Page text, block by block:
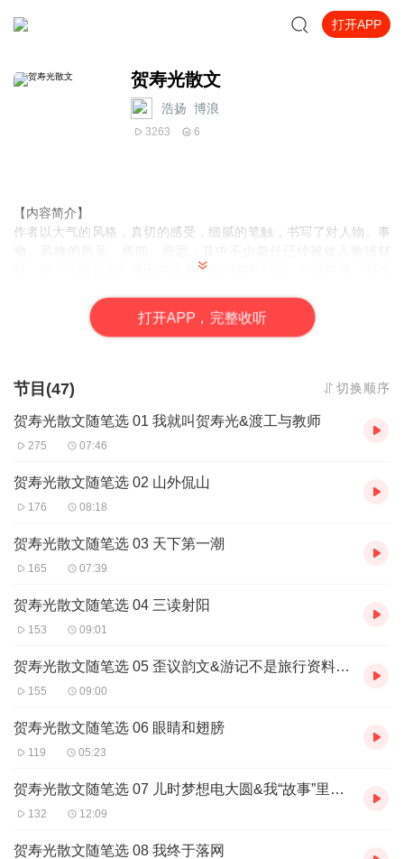
打开APP
贺寿光散文
浩扬_博浪
3263 6
【内容简介】
作者以大气的风格，真切的感受，细腻的笔触，书写了对人物、事
料，在《人民日报》等国内及海外报刊都有刊出。可读性强，写作
游的导读，景点推介的欣赏，游记写作的参考……作者严格遵循非
亲历、亲闻不动笔的原则，文章充满真材实料、真情实感，加之自
贺寿光
打开APP，完整收听
节目(47) 切换顺序
贺寿光散文随笔选 01 我就叫贺寿光&渡工与教师
275 07:46
贺寿光散文随笔选 02 山外侃山
176 08:18
贺寿光散文随笔选 03 天下第一潮
165 07:39
贺寿光散文随笔选 04 三读射阳
153 09:01
贺寿光散文随笔选 05 歪议韵文&游记不是旅行资料导游词
155 09:00
贺寿光散文随笔选 06 眼睛和翅膀
119 05:23
贺寿光散文随笔选 07 儿时梦想电大圆&我“故事”里的故事
132 12:09
贺寿光散文随笔选 08 我终于落网